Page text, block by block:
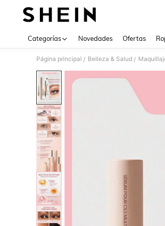
Categorías Novedades Ofertas
Página principal / Belleza & Salud /